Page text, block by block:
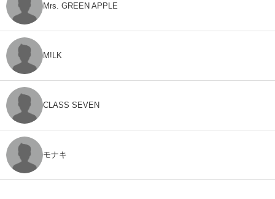
Mrs. GREEN APPLE
M!LK
CLASS SEVEN
モナキ